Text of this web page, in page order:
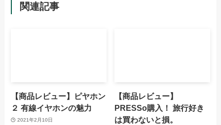
関連記事
【商品レビュー】ピヤホン
２ 有線イヤホンの魅力
2021年2月10日
【商品レビュー】
PRESSo購入！ 旅行好き
は買わないと損。